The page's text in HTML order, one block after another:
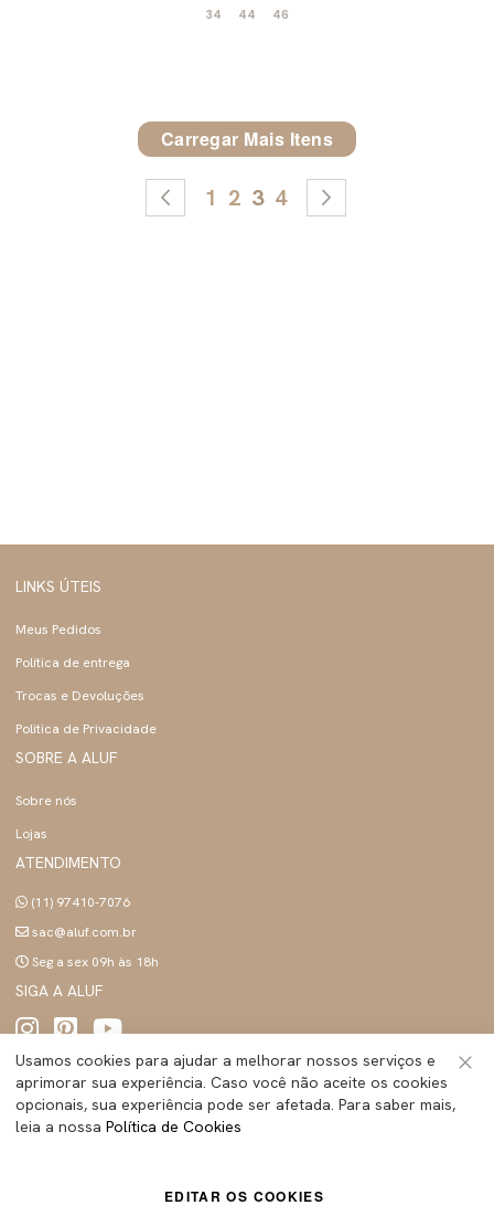
34 44 46
Carregar Mais Itens
Página Página
Anterior
Página
1 Página
2 Você esta lendo a pagina
3 Página
4
LINKS ÚTEIS
Meus Pedidos
Política de entrega
Trocas e Devoluções
Politica de Privacidade
SOBRE A ALUF
Sobre nós
Lojas
ATENDIMENTO
(11) 97410-7076
sac@aluf.com.br
Seg a sex 09h às 18h
SIGA A ALUF
ALUF BRASIL INDUSTRIA E COMERCIO LTDA - Todos os direitos reservados | CNPJ:
45.283.755/0001-89
Usamos cookies para ajudar a melhorar nossos serviços e
aprimorar sua experiência. Caso você não aceite os cookies
opcionais, sua experiência pode ser afetada. Para saber mais,
leia a nossa Política de Cookies
EDITAR OS COOKIES